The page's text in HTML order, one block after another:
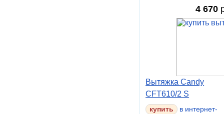
4 670
Вытяжка Candy
CFT610/2 S
в интернет-